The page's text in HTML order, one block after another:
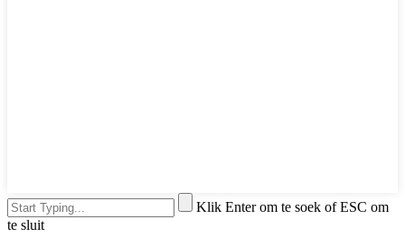
Klik Enter om te soek of ESC om
te sluit